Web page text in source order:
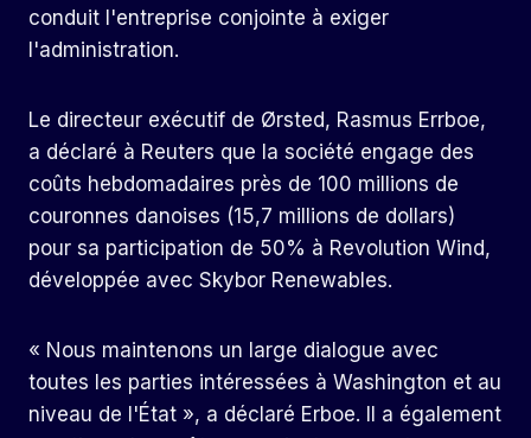
conduit l'entreprise conjointe à exiger
l'administration.
Le directeur exécutif de Ørsted, Rasmus Errboe,
a déclaré à Reuters que la société engage des
coûts hebdomadaires près de 100 millions de
couronnes danoises (15,7 millions de dollars)
pour sa participation de 50% à Revolution Wind,
développée avec Skybor Renewables.
« Nous maintenons un large dialogue avec
toutes les parties intéressées à Washington et au
niveau de l'État », a déclaré Erboe. Il a également